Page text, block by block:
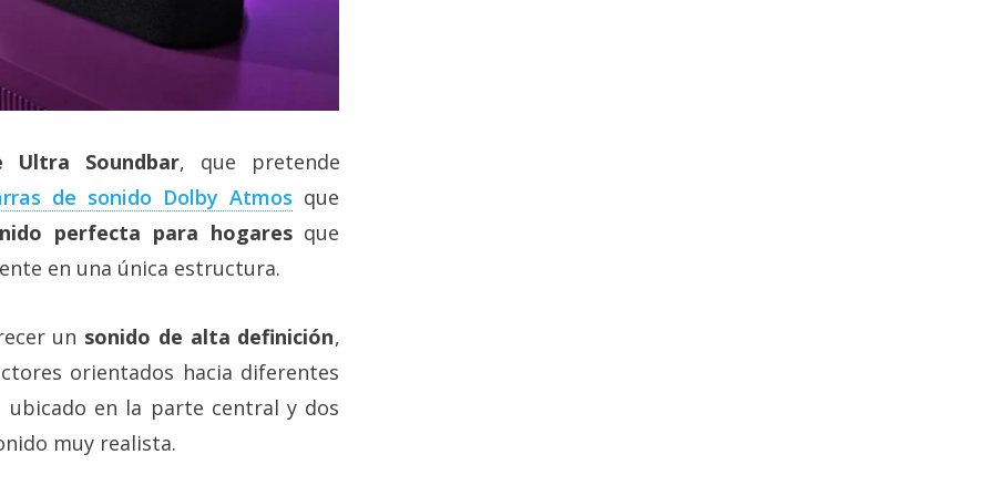
Ultra Soundbar, que pretende
de sonido Dolby Atmos que
perfecta para hogaresque
en una única estructura.
un sonido de alta definición,
orientados hacia diferentes
ubicado en la parte central y dos
muy realista.